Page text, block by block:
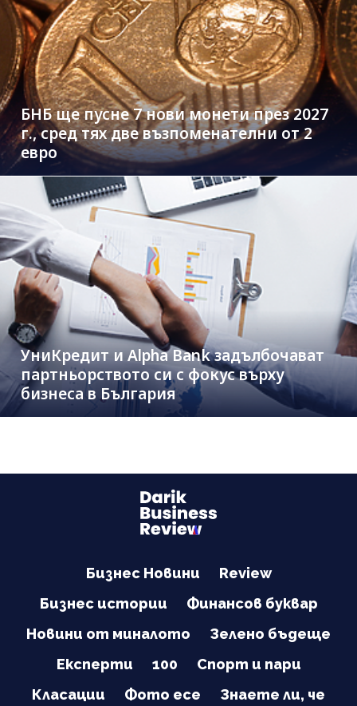
БНБ ще пусне 7 нови монети през 2027
г., сред тях две възпоменателни от 2
евро
УниКредит и Alpha Bank задълбочават
партньорството си с фокус върху
бизнеса в България
Бизнес Новини
Review
Бизнес истории
Финансов буквар
Новини от миналото
Зелено бъдеще
Експерти
100
Спорт и пари
Класации
Фото есе Знаете ли, че